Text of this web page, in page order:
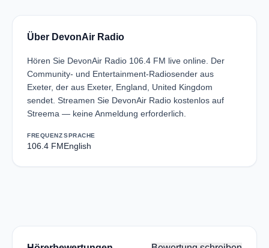
Über DevonAir Radio
Hören Sie DevonAir Radio 106.4 FM live online. Der
Community- und Entertainment-Radiosender aus
Exeter, der aus Exeter, England, United Kingdom
sendet. Streamen Sie DevonAir Radio kostenlos auf
Streema — keine Anmeldung erforderlich.
FREQUENZ
106.4 FM
SPRACHE
English